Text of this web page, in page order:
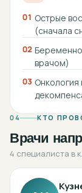
01 Острые
(сначала
02
врачом)
03 Онкология
04 КТО
Врачи
4 специалиста в